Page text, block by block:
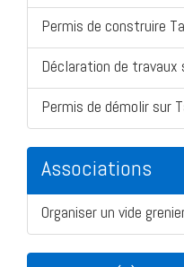
Permis de construire
Déclaration de
Permis de démolir sur
Associations
Organiser un vide